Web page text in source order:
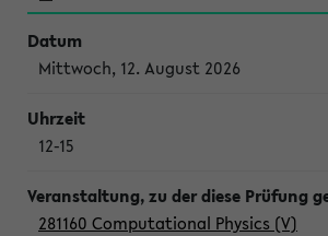
Mittwoch, 12. August 2026
12-15
281160 Computational Physics (V)